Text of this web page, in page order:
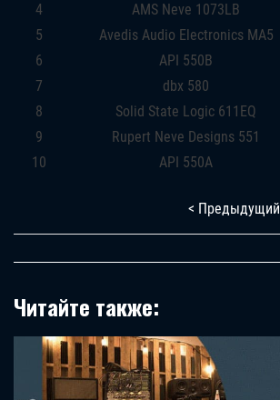
4
AMS Neve 1073LB
5
Avedis Audio Electronics MA5
6
API 550B
7
dbx 580
8
Solid State Logic 611EQ
9
Rupert Neve Designs 551
10
API 550A
< Предыдущий
Читайте также: